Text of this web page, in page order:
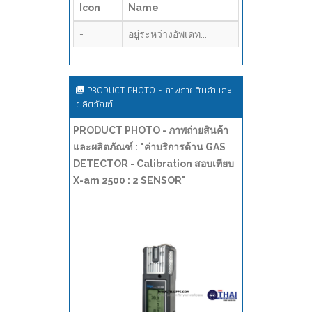
Icon Name
- อยู่ระหว่างอัพเดท...
PRODUCT PHOTO - ภาพถ่ายสินค้าและ
ผลิตภัณฑ์
PRODUCT PHOTO - ภาพถ่ายสินค้า
และผลิตภัณฑ์ : "ค่าบริการด้าน GAS
DETECTOR - Calibration สอบเทียบ
X-am 2500 : 2 SENSOR"